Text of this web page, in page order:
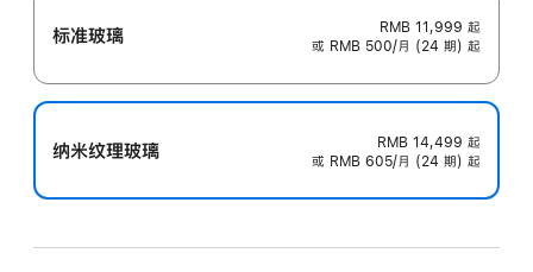
标准玻璃 RMB 11,999 起
或 RMB 500/月 (24 期) 起
纳米纹理玻璃 RMB 14,499 起
或 RMB 605/月 (24 期) 起